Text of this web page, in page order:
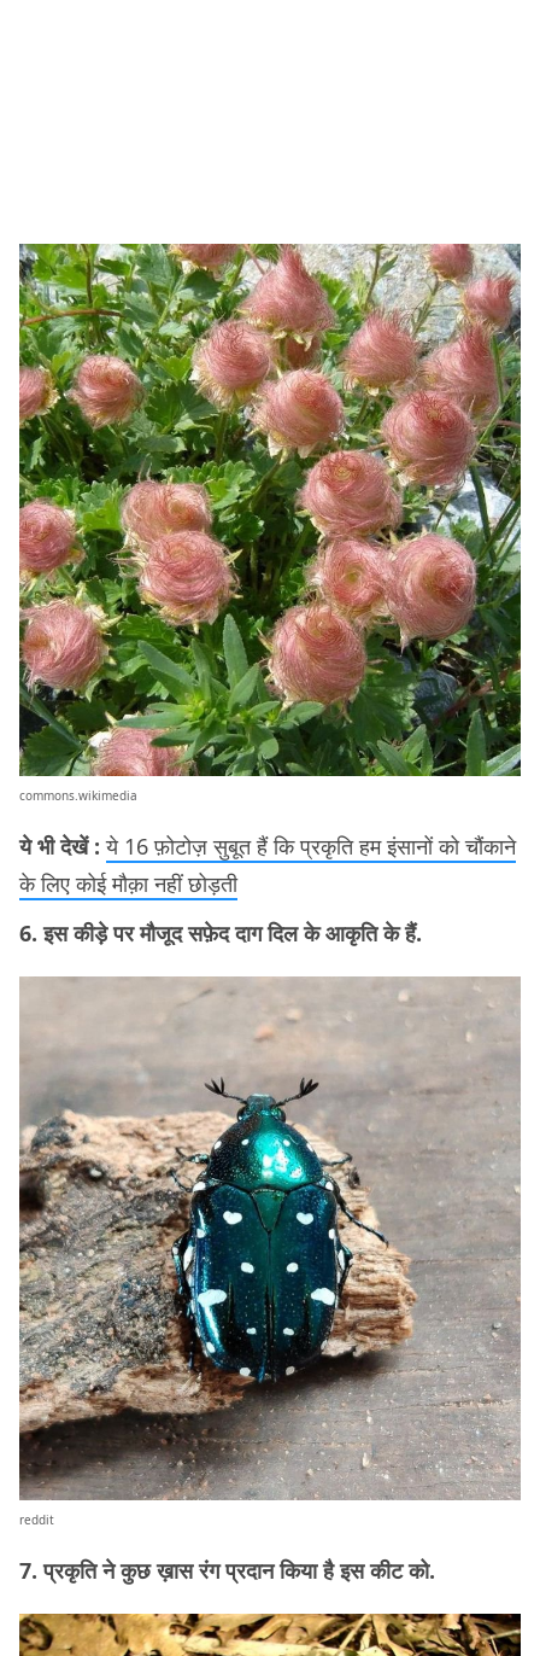
commons.wikimedia
ये भी देखें :ये 16 फ़ोटोज़ सुबूत हैं कि प्रकृति हम इंसानों को चौंकाने
के लिए कोई मौक़ा नहीं छोड़ती
6. इस कीड़े पर मौजूद सफ़ेद दाग दिल के आकृति के हैं.
reddit
7. प्रकृति ने कुछ ख़ास रंग प्रदान किया है इस कीट को.